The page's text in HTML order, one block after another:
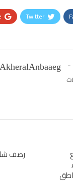
Twitter
AkheralAnbaaeg
رصف